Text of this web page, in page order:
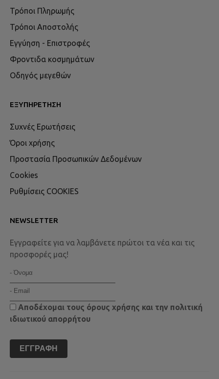
Τρόποι Πληρωμής
Τρόποι Αποστολής
Εγγύηση - Επιστροφές
Φροντιδα κοσμημάτων
Οδηγός μεγεθών
ΕΞΥΠΗΡΈΤΗΣΗ
Συχνές Ερωτήσεις
Όροι χρήσης
Προστασία Προσωπικών Δεδομένων
Cookies
Ρυθμίσεις COOKIES
NEWSLETTER
Εγγραφείτε για να λαμβάνετε πρώτοι τα νέα και τις
προσφορές μας!
Αποδέχομαι τους όρους χρήσης και την πολιτική
ιδιωτικού απορρήτου
ΕΓΓΡΑΦΉ